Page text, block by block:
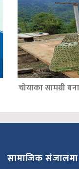
चोयाका सामग्री
सामाजिक संजालमा